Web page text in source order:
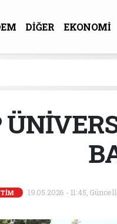
DİĞER EKONOMİ
19.05.2026 - 11:45,